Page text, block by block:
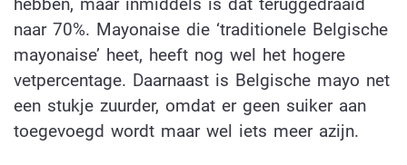
naar 70%. Mayonaise die ‘traditionele Belgische
mayonaise’ heet, heeft nog wel het hogere
vetpercentage. Daarnaast is Belgische mayo net
een stukje zuurder, omdat er geen suiker aan
toegevoegd wordt maar wel iets meer azijn.